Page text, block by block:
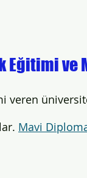
Eğitimi ve
veren
Mavi